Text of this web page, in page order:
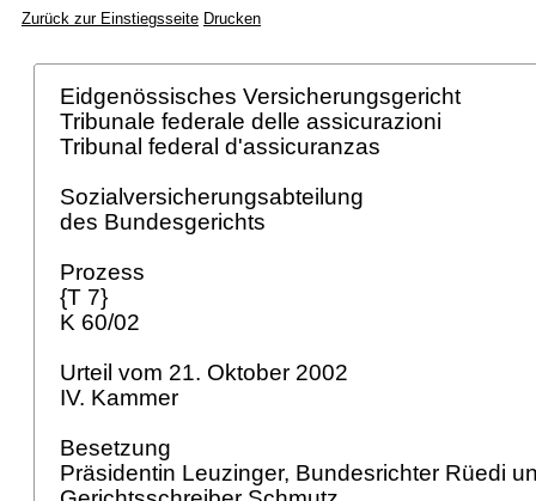
Zurück zur Einstiegsseite Drucken
Eidgenössisches Versicherungsgericht
Tribunale federale delle assicurazioni
Tribunal federal d'assicuranzas
Sozialversicherungsabteilung
des Bundesgerichts
Prozess
{T 7}
K 60/02
Urteil vom 21. Oktober 2002
IV. Kammer
Besetzung
Präsidentin Leuzinger, Bundesrichter Rüedi